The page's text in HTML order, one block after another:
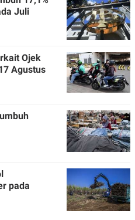
Juli
Ojek
Agustus
pada